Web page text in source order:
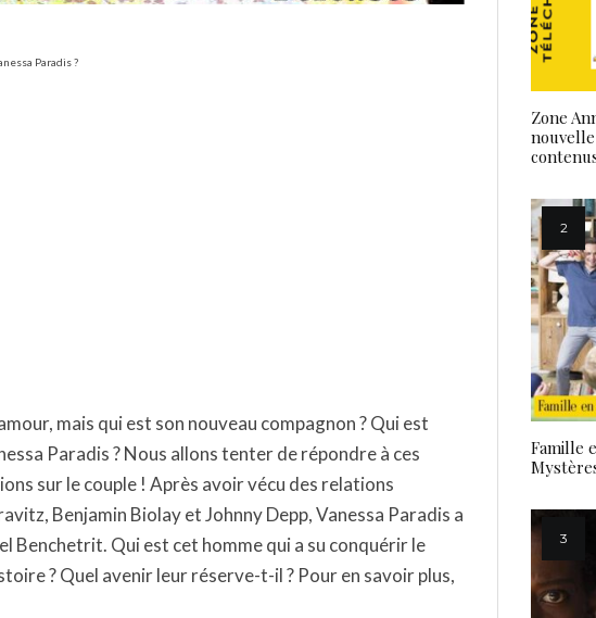
Paradis ?
mais qui est son nouveau compagnon ? Qui est
Paradis ? Nous allons tenter de répondre à ces
sur le couple ! Après avoir vécu des relations
Benjamin Biolay et Johnny Depp, Vanessa Paradis a
Benchetrit. Qui est cet homme qui a su conquérir le
? Quel avenir leur réserve-t-il ? Pour en savoir plus,
Zone
Famille